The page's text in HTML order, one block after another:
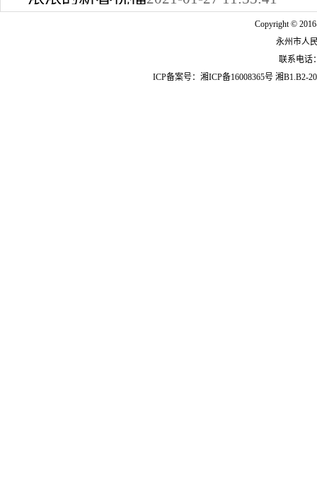
2022-10-24 12:09:37
Copyright ©
永州市人
联系电话
ICP备案号： 湘ICP备16008365号 湘B1.B2-